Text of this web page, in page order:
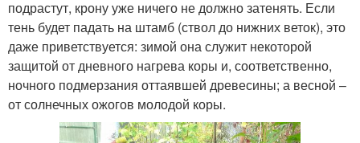
подрастут, крону уже ничего не должно затенять. Если
тень будет падать на штамб (ствол до нижних веток), это
даже приветствуется: зимой она служит некоторой
защитой от дневного нагрева коры и, соответственно,
ночного подмерзания оттаявшей древесины; а весной –
от солнечных ожогов молодой коры.